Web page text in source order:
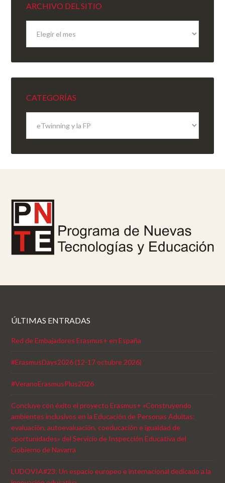
ARCHIVO DEL SITIO
sitio
CATEGORÍAS
ÚLTIMAS ENTRADAS
Red de Embajadores Erasmus+ en España
#ErasmusDays2026 (12-17 octubre 2026)
#VeranoErasmusPlus2026
Concluye con éxito el proyecto Erasmus+ «Construyendo
ambientes inclusivos en la Educación de Personas Adultas:
evaluación, autoevaluación, coeducación e igualdad de
oportunidades» del Servicio de Inspección Educativa del
Gobierno de Navarra
LUDOVIA#23: Un espacio europeo e internacional dedicado a la